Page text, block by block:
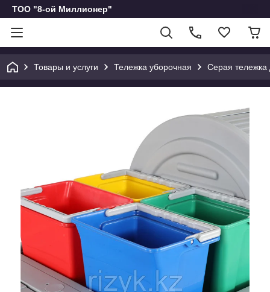
ТОО "8-ой Миллионер"
Товары и услуги Тележка уборочная Серая тележка